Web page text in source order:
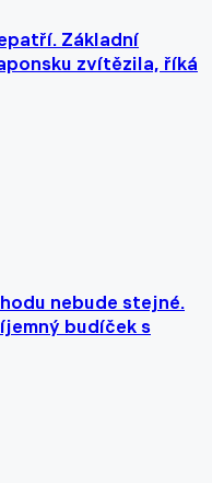
Základní
zvítězila, říká
nebude stejné.
budíček s